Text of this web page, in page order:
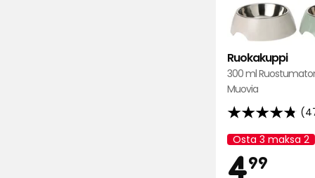
Ruokakuppi
300 ml
Muovia
4.8
tähteä
5:stä,
47
Kampanjan
nimi:
Osta 3 maksa 2
499